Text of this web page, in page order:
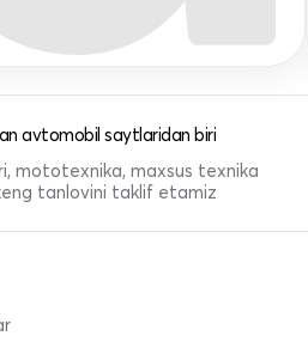
avtomobil saytlaridan biri
mototexnika, maxsus texnika
tanlovini taklif etamiz